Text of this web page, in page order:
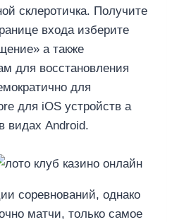
склеротичка. Получите
входа изберите
а также
для восстановления
для
для iOS устройств а
видах Android.
соревнований, однако
матчи, только самое